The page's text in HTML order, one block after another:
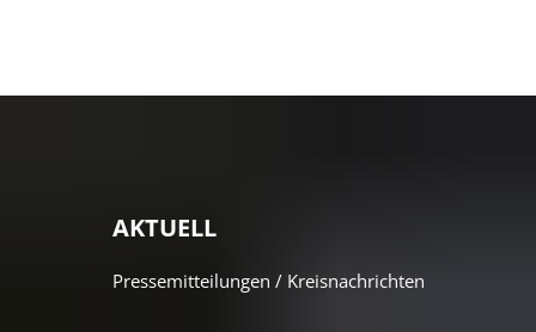
AKTUELL
Pressemitteilungen / Kreisnachrichten